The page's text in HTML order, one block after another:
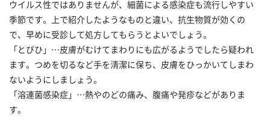
ウイルス性ではありませんが、細菌による感染症も流行しやすい
季節です。上で紹介したようなものと違い、抗生物質が効くの
で、早めに受診して処方してもらうとよいでしょう。
「とびひ」…皮膚がむけてまわりにも広がるようでしたら疑われ
ます。つめを切るなど手を清潔に保ち、皮膚をひっかいてしまわ
ないようにしましょう。
「溶連菌感染症」…熱やのどの痛み、腹痛や発疹などがありま
す。